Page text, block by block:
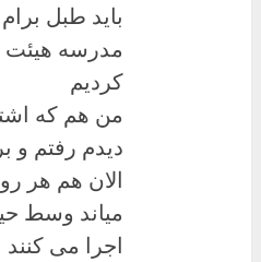
باید طبل
مدرسه
کردیم
من هم که
دیدم رفتم و
الان هم هر
میاند وسط
اجرا می کنند